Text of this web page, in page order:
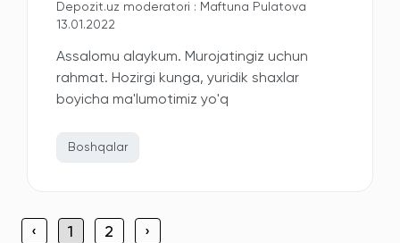
Depozit.uz moderatori : Maftuna Pulatova
13.01.2022
Assalomu alaykum. Murojatingiz uchun
rahmat. Hozirgi kunga, yuridik shaxlar
boyicha ma'lumotimiz yo'q
Boshqalar
‹ 1 2 ›